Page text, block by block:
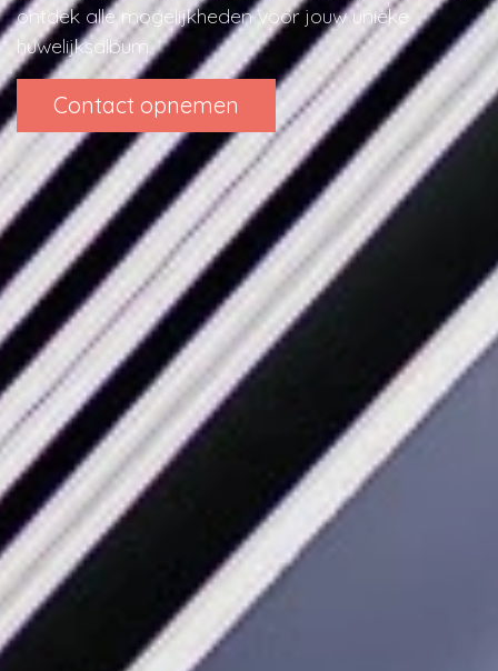
ontdek alle mogelijkheden voor jouw unieke
huwelijksalbum.
Contact opnemen